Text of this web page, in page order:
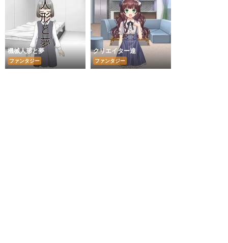
機械人形と夢
ファンタジー
クリエイター達
ファンタジー